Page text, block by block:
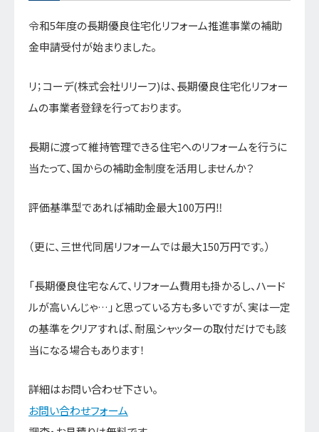
令和5年度の長期優良住宅化リフォーム推進事業の補助
金申請受付が始まりました。
リ；コーデ(株式会社リリーフ)は、長期優良住宅化リフォー
ムの事業者登録を行っております。
長期に渡って維持管理できる住宅へのリフォームを行うに
当たって、国からの補助金制度を活用しませんか？
評価基準型であれば補助金最大100万円‼
（更に、三世代同居リフォームでは最大150万円です。）
「長期優良住宅なんて、リフォーム費用も掛かるし、ハード
ルが高いんじゃ…」と思っている方も多いですが、実は一定
の基準をクリアすれば、耐風シャッターの取付だけでも該
当になる場合もあります！
詳細はお問い合わせ下さい。
お問い合わせフォーム